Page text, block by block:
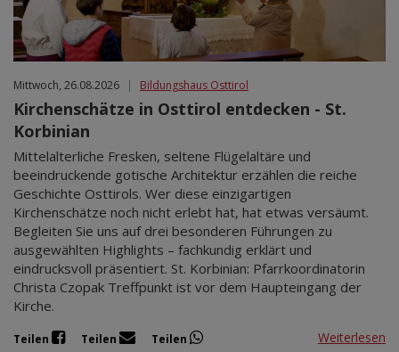
Mittwoch, 26.08.2026 | Bildungshaus Osttirol
Kirchenschätze in Osttirol entdecken - St.
Korbinian
Mittelalterliche Fresken, seltene Flügelaltäre und
beeindruckende gotische Architektur erzählen die reiche
Geschichte Osttirols. Wer diese einzigartigen
Kirchenschätze noch nicht erlebt hat, hat etwas versäumt.
Begleiten Sie uns auf drei besonderen Führungen zu
ausgewählten Highlights – fachkundig erklärt und
eindrucksvoll präsentiert. St. Korbinian: Pfarrkoordinatorin
Christa Czopak Treffpunkt ist vor dem Haupteingang der
Kirche.
Teilen Teilen Teilen Weiterlesen